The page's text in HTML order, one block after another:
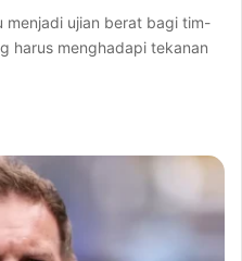
menjadi ujian berat bagi tim-
harus menghadapi tekanan